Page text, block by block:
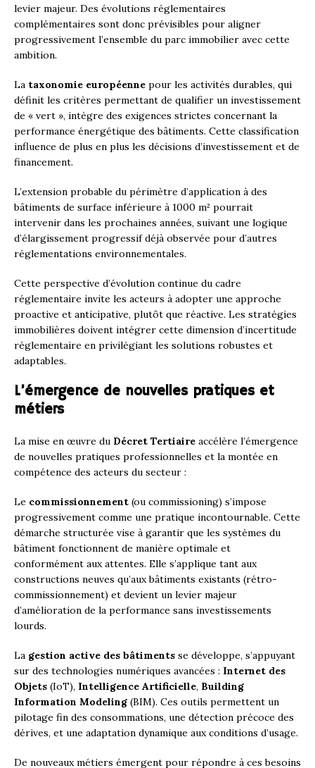
levier majeur. Des évolutions réglementaires
complémentaires sont donc prévisibles pour aligner
progressivement l’ensemble du parc immobilier avec cette
ambition.
La taxonomie européenne pour les activités durables, qui
définit les critères permettant de qualifier un investissement
de « vert », intègre des exigences strictes concernant la
performance énergétique des bâtiments. Cette classification
influence de plus en plus les décisions d’investissement et de
financement.
L’extension probable du périmètre d’application à des
bâtiments de surface inférieure à 1000 m² pourrait
intervenir dans les prochaines années, suivant une logique
d’élargissement progressif déjà observée pour d’autres
réglementations environnementales.
Cette perspective d’évolution continue du cadre
réglementaire invite les acteurs à adopter une approche
proactive et anticipative, plutôt que réactive. Les stratégies
immobilières doivent intégrer cette dimension d’incertitude
réglementaire en privilégiant les solutions robustes et
adaptables.
L’émergence de nouvelles pratiques et
métiers
La mise en œuvre du Décret Tertiaire accélère l’émergence
de nouvelles pratiques professionnelles et la montée en
compétence des acteurs du secteur :
Le commissionnement (ou commissioning) s’impose
progressivement comme une pratique incontournable. Cette
démarche structurée vise à garantir que les systèmes du
bâtiment fonctionnent de manière optimale et
conformément aux attentes. Elle s’applique tant aux
constructions neuves qu’aux bâtiments existants (rétro-
commissionnement) et devient un levier majeur
d’amélioration de la performance sans investissements
lourds.
La gestion active des bâtiments se développe, s’appuyant
sur des technologies numériques avancées : Internet des
Objets (IoT), Intelligence Artificielle, Building
Information Modeling (BIM). Ces outils permettent un
pilotage fin des consommations, une détection précoce des
dérives, et une adaptation dynamique aux conditions d’usage.
De nouveaux métiers émergent pour répondre à ces besoins